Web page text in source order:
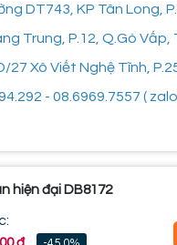
DT743, KP Tân Long,
Trung, P.12, Q.Gò Vấp,
27 Xô Viết Nghệ Tĩnh,
- 08.6969.7557 (
hiện đại DB8172